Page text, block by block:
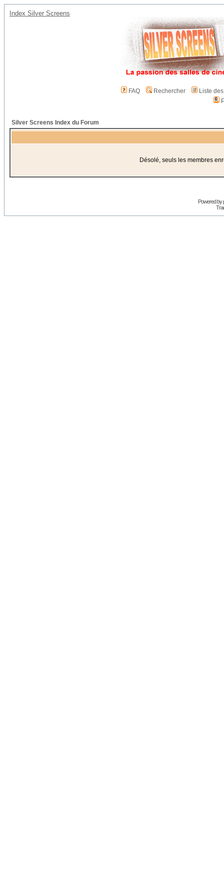
Index Silver Screens
FAQ Rechercher
Liste
Silver Screens Index du Forum
Désolé, seuls les membres
Powered by